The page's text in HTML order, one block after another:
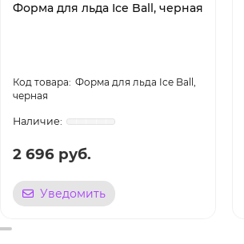
Форма для льда Ice Ball, черная
Форма для льда Ice Ball,
черная
2 696 руб.
Уведомить